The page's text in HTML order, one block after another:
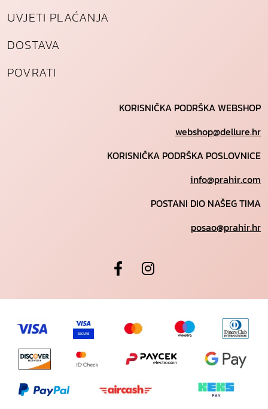
UVJETI PLAĆANJA
DOSTAVA
POVRATI
KORISNIČKA PODRŠKA WEBSHOP
webshop@dellure.hr
KORISNIČKA PODRŠKA POSLOVNICE
info@prahir.com
POSTANI DIO NAŠEG TIMA
posao@prahir.hr